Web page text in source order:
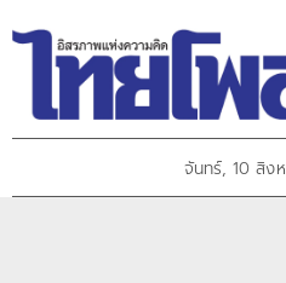
จันทร์, 10 สิง